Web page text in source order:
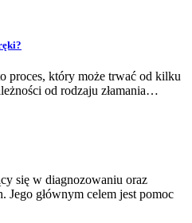
proces, który może trwać od kilku
od rodzaju złamania…
się w diagnozowaniu oraz
Jego głównym celem jest pomoc